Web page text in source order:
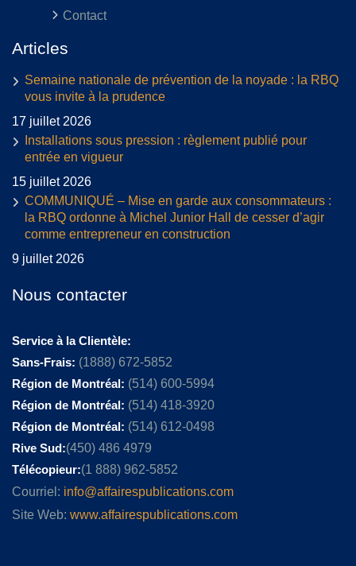
Contact
Articles
Semaine nationale de prévention de la noyade : la RBQ
vous invite à la prudence
17 juillet 2026
Installations sous pression : règlement publié pour
entrée en vigueur
15 juillet 2026
COMMUNIQUÉ – Mise en garde aux consommateurs :
la RBQ ordonne à Michel Junior Hall de cesser d’agir
comme entrepreneur en construction
9 juillet 2026
Nous contacter
Service à la Clientèle:
Sans-Frais: (1888) 672-5852
Région de Montréal: (514) 600-5994
Région de Montréal: (514) 418-3920
Région de Montréal: (514) 612-0498
Rive Sud:(450) 486 4979
Télécopieur:(1 888) 962-5852
Courriel: info@affairespublications.com
Site Web: www.affairespublications.com